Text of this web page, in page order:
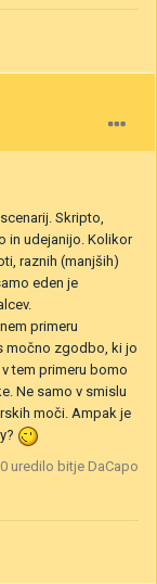
Skripto,
in udejanijo. Kolikor
raznih (manjših)
eden je
primeru
močno zgodbo, ki jo
tem primeru bomo
Ne samo v smislu
moči. Ampak je
uredilo bitje DaCapo